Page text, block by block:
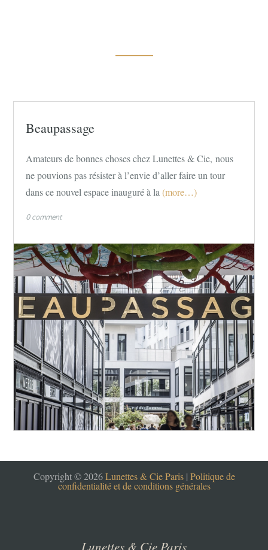
Beaupassage
Amateurs de bonnes choses chez Lunettes & Cie, nous
ne pouvions pas résister à l’envie d’aller faire un tour
dans ce nouvel espace inauguré à la (more…)
0 comment
Copyright © 2026Lunettes & Cie Paris | Politique de
confidentialité et de conditions générales
Lunettes & Cie Paris